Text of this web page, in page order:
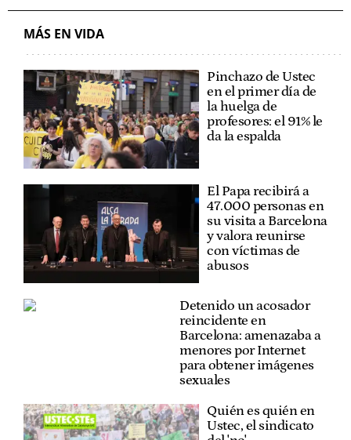
MÁS EN VIDA
Pinchazo de Ustec
en el primer día de
la huelga de
profesores: el 91% le
da la espalda
El Papa recibirá a
47.000 personas en
su visita a Barcelona
y valora reunirse
con víctimas de
abusos
Detenido un acosador
reincidente en
Barcelona: amenazaba a
menores por Internet
para obtener imágenes
sexuales
Quién es quién en
Ustec, el sindicato